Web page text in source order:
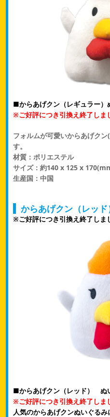
■からあげクン（レギュラー
※ご好評につき引換え終了しま
フォルムが可愛いからあげク
す。
材質：ポリエステル
サイズ：約140 x 125 x
生産国：中国
からあげクン（レッ
※ご好評につき引換え終了しま
■からあげクン（レッド） ぬ
※ご好評につき引換え終了しま
人気のからあげクンぬいぐるみ